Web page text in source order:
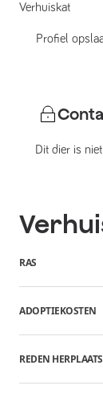
Verhuiskat
Profiel
Dit dier is
RAS
ADOPTIEKOSTEN
REDEN